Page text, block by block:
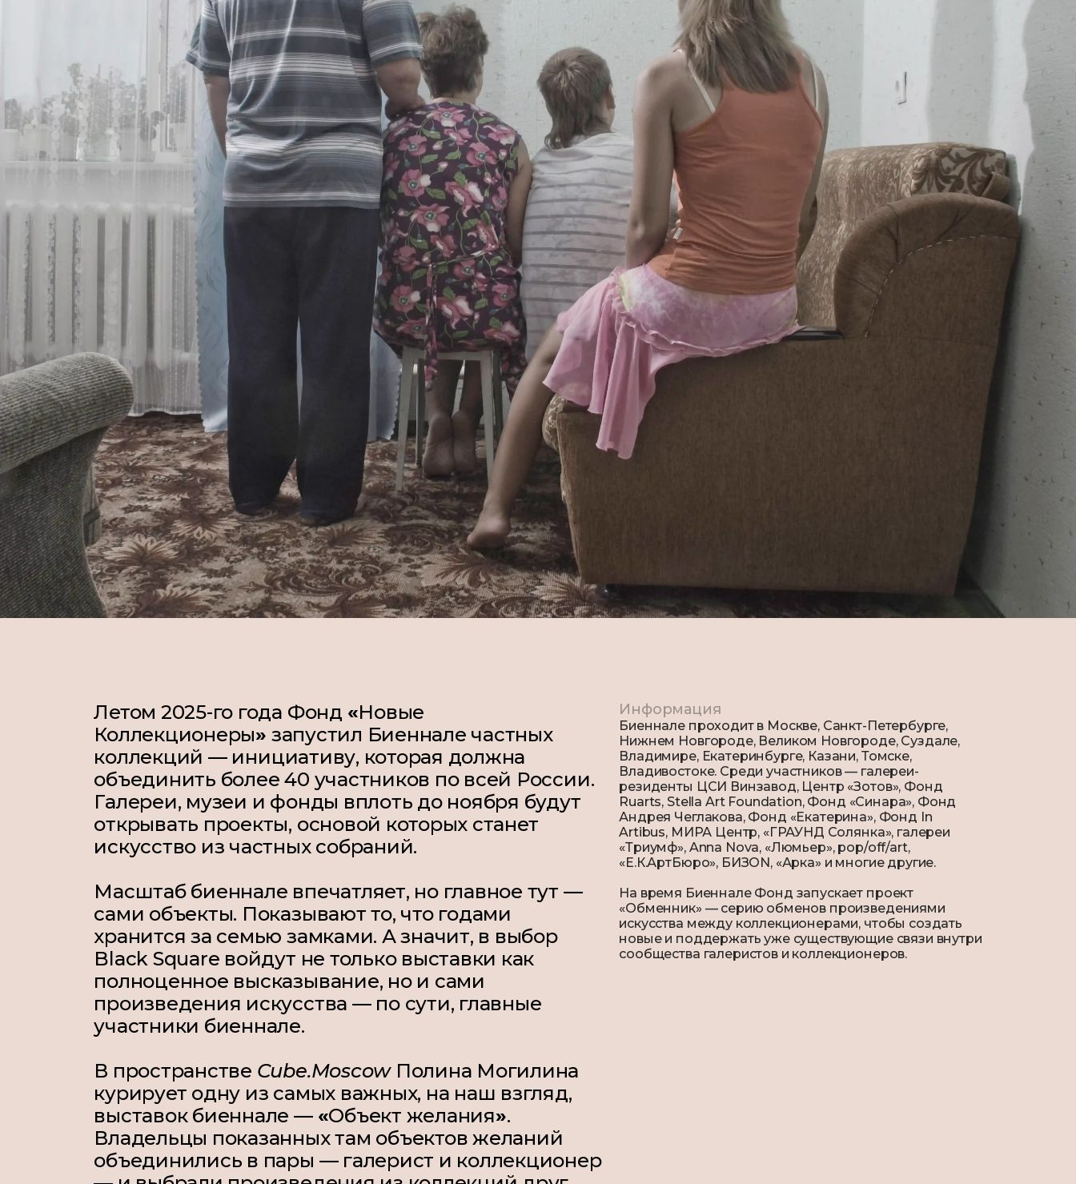
Летом 2025-го года Фонд «Новые
Коллекционеры» запустил Биеннале частных
коллекций — инициативу, которая должна
объединить более 40 участников по всей России.
Галереи, музеи и фонды вплоть до ноября будут
открывать проекты, основой которых станет
искусство из частных собраний.
Масштаб биеннале впечатляет, но главное тут —
сами объекты. Показывают то, что годами
хранится за семью замками. А значит, в выбор
Black Square войдут не только выставки как
полноценное высказывание, но и сами
произведения искусства — по сути, главные
участники биеннале.
В пространстве Cube.MoscowПолина Могилина
курирует одну из самых важных, на наш взгляд,
выставок биеннале — «Объект желания».
Владельцы показанных там объектов желаний
объединились в пары — галерист и коллекционер
Информация
Биеннале проходит в Москве, Санкт-Петербурге,
Нижнем Новгороде, Великом Новгороде, Суздале,
Владимире, Екатеринбурге, Казани, Томске,
Владивостоке. Среди участников — галереи-
резиденты ЦСИ Винзавод, Центр «Зотов», Фонд
Ruarts, Stella Art Foundation, Фонд «Синара», Фонд
Андрея Чеглакова, Фонд «Екатерина», Фонд In
Artibus, МИРА Центр, «ГРАУНД Солянка», галереи
«Триумф», Anna Nova, «Люмьер», pop/off/art,
«Е.К.АртБюро», БИЗОN, «Арка» и многие другие.
На время Биеннале Фонд запускает проект
«Обменник» — серию обменов произведениями
искусства между коллекционерами, чтобы создать
новые и поддержать уже существующие связи внутри
сообщества галеристов и коллекционеров.